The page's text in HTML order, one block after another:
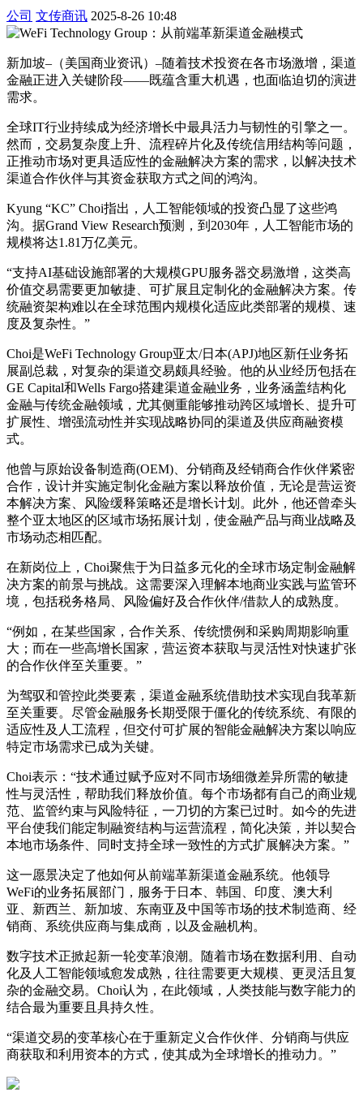
公司 文传商讯 2025-8-26 10:48
新加坡–（美国商业资讯）–随着技术投资在各市场激增，渠道
金融正进入关键阶段——既蕴含重大机遇，也面临迫切的演进
需求。
全球IT行业持续成为经济增长中最具活力与韧性的引擎之一。
然而，交易复杂度上升、流程碎片化及传统信用结构等问题，
正推动市场对更具适应性的金融解决方案的需求，以解决技术
渠道合作伙伴与其资金获取方式之间的鸿沟。
Kyung “KC” Choi指出，人工智能领域的投资凸显了这些鸿
沟。据Grand View Research预测，到2030年，人工智能市场的
规模将达1.81万亿美元。
“支持AI基础设施部署的大规模GPU服务器交易激增，这类高
价值交易需要更加敏捷、可扩展且定制化的金融解决方案。传
统融资架构难以在全球范围内规模化适应此类部署的规模、速
度及复杂性。”
Choi是WeFi Technology Group亚太/日本(APJ)地区新任业务拓
展副总裁，对复杂的渠道交易颇具经验。他的从业经历包括在
GE Capital和Wells Fargo搭建渠道金融业务，业务涵盖结构化
金融与传统金融领域，尤其侧重能够推动跨区域增长、提升可
扩展性、增强流动性并实现战略协同的渠道及供应商融资模
式。
他曾与原始设备制造商(OEM)、分销商及经销商合作伙伴紧密
合作，设计并实施定制化金融方案以释放价值，无论是营运资
本解决方案、风险缓释策略还是增长计划。此外，他还曾牵头
整个亚太地区的区域市场拓展计划，使金融产品与商业战略及
市场动态相匹配。
在新岗位上，Choi聚焦于为日益多元化的全球市场定制金融解
决方案的前景与挑战。这需要深入理解本地商业实践与监管环
境，包括税务格局、风险偏好及合作伙伴/借款人的成熟度。
“例如，在某些国家，合作关系、传统惯例和采购周期影响重
大；而在一些高增长国家，营运资本获取与灵活性对快速扩张
的合作伙伴至关重要。”
为驾驭和管控此类要素，渠道金融系统借助技术实现自我革新
至关重要。尽管金融服务长期受限于僵化的传统系统、有限的
适应性及人工流程，但交付可扩展的智能金融解决方案以响应
特定市场需求已成为关键。
Choi表示：“技术通过赋予应对不同市场细微差异所需的敏捷
性与灵活性，帮助我们释放价值。每个市场都有自己的商业规
范、监管约束与风险特征，一刀切的方案已过时。如今的先进
平台使我们能定制融资结构与运营流程，简化决策，并以契合
本地市场条件、同时支持全球一致性的方式扩展解决方案。”
这一愿景决定了他如何从前端革新渠道金融系统。他领导
WeFi的业务拓展部门，服务于日本、韩国、印度、澳大利
亚、新西兰、新加坡、东南亚及中国等市场的技术制造商、经
销商、系统供应商与集成商，以及金融机构。
数字技术正掀起新一轮变革浪潮。随着市场在数据利用、自动
化及人工智能领域愈发成熟，往往需要更大规模、更灵活且复
杂的金融交易。Choi认为，在此领域，人类技能与数字能力的
结合最为重要且具持久性。
“渠道交易的变革核心在于重新定义合作伙伴、分销商与供应
商获取和利用资本的方式，使其成为全球增长的推动力。”